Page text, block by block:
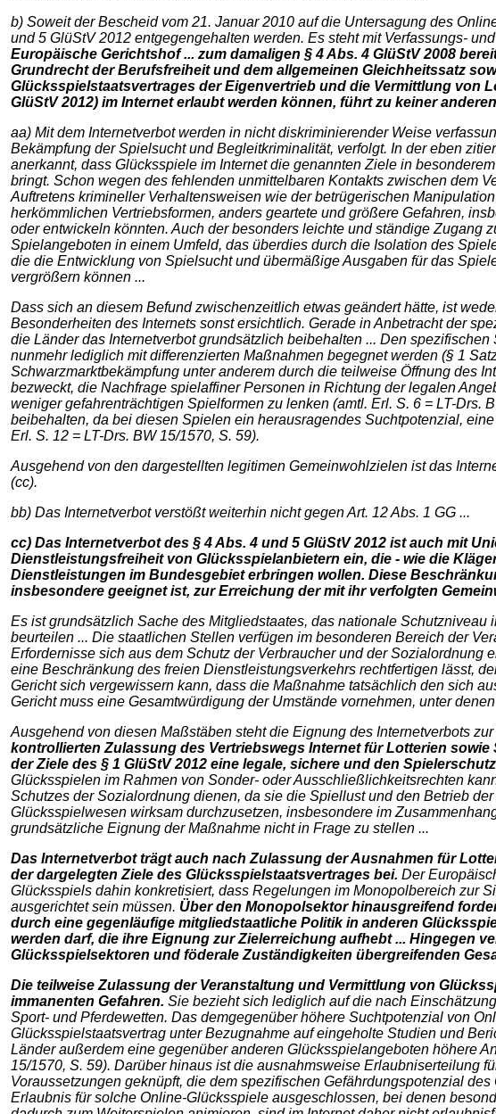
b) Soweit der Bescheid vom 21. Januar 2010 auf die Untersagung des
und 5 GlüStV 2012 entgegengehalten werden. Es steht mit Verfassungs-
Europäische Gerichtshof ... zum damaligen § 4 Abs. 4 GlüStV 2008
Grundrecht der Berufsfreiheit und dem allgemeinen Gleichheitssatz
Glücksspielstaatsvertrages der Eigenvertrieb und die Vermittlung von
GlüStV 2012) im Internet erlaubt werden können, führt zu keiner
aa) Mit dem Internetverbot werden in nicht diskriminierender Weise
Bekämpfung der Spielsucht und Begleitkriminalität, verfolgt. In der eben
anerkannt, dass Glücksspiele im Internet die genannten Ziele in
bringt. Schon wegen des fehlenden unmittelbaren Kontakts zwischen dem
Auftretens krimineller Verhaltensweisen wie der betrügerischen
herkömmlichen Vertriebsformen, anders geartete und größere Gefahren,
oder entwickeln könnten. Auch der besonders leichte und ständige
Spielangeboten in einem Umfeld, das überdies durch die Isolation des
die die Entwicklung von Spielsucht und übermäßige Ausgaben für das
vergrößern können ...
Dass sich an diesem Befund zwischenzeitlich etwas geändert hätte, ist
Besonderheiten des Internets sonst ersichtlich. Gerade in Anbetracht der
die Länder das Internetverbot grundsätzlich beibehalten ... Den
nunmehr lediglich mit differenzierten Maßnahmen begegnet werden (§ 1
Schwarzmarktbekämpfung unter anderem durch die teilweise Öffnung des
bezweckt, die Nachfrage spielaffiner Personen in Richtung der legalen
weniger gefahrenträchtigen Spielformen zu lenken (amtl. Erl. S. 6 = LT-
beibehalten, da bei diesen Spielen ein herausragendes Suchtpotenzial,
Erl. S. 12 = LT-Drs. BW 15/1570, S. 59).
Ausgehend von den dargestellten legitimen Gemeinwohlzielen ist das
(cc).
bb) Das Internetverbot verstößt weiterhin nicht gegen Art. 12 Abs. 1 GG ...
cc) Das Internetverbot des § 4 Abs. 4 und 5 GlüStV 2012 ist auch mit
Dienstleistungsfreiheit von Glücksspielanbietern ein, die - wie die
Dienstleistungen im Bundesgebiet erbringen wollen. Diese
insbesondere geeignet ist, zur Erreichung der mit ihr verfolgten
Es ist grundsätzlich Sache des Mitgliedstaates, das nationale
beurteilen ... Die staatlichen Stellen verfügen im besonderen Bereich der
Erfordernisse sich aus dem Schutz der Verbraucher und der
eine Beschränkung des freien Dienstleistungsverkehrs rechtfertigen lässt,
Gericht sich vergewissern kann, dass die Maßnahme tatsächlich den sich
Gericht muss eine Gesamtwürdigung der Umstände vornehmen, unter
Ausgehend von diesen Maßstäben steht die Eignung des Internetverbots
kontrollierten Zulassung des Vertriebswegs Internet für Lotterien
der Ziele des § 1 GlüStV 2012 eine legale, sichere und den
Glücksspielen im Rahmen von Sonder- oder Ausschließlichkeitsrechten
Schutzes der Sozialordnung dienen, da sie die Spiellust und den Betrieb
Glücksspielwesen wirksam durchzusetzen, insbesondere im
grundsätzliche Eignung der Maßnahme nicht in Frage zu stellen ...
Das Internetverbot trägt auch nach Zulassung der Ausnahmen für
der dargelegten Ziele des Glücksspielstaatsvertrages bei. Der
Glücksspiels dahin konkretisiert, dass Regelungen im Monopolbereich zur
ausgerichtet sein müssen. Über den Monopolsektor hinausgreifend
durch eine gegenläufige mitgliedstaatliche Politik in anderen
werden darf, die ihre Eignung zur Zielerreichung aufhebt ... Hingegen
Glücksspielsektoren und föderale Zuständigkeiten übergreifenden
Die teilweise Zulassung der Veranstaltung und Vermittlung von
immanenten Gefahren. Sie bezieht sich lediglich auf die nach
Sport- und Pferdewetten. Das demgegenüber höhere Suchtpotenzial von
Glücksspielstaatsvertrag unter Bezugnahme auf eingeholte Studien und
Länder außerdem eine gegenüber anderen Glücksspielangeboten höhere
15/1570, S. 59). Darüber hinaus ist die ausnahmsweise Erlaubniserteilung
Voraussetzungen geknüpft, die dem spezifischen Gefährdungspotenzial
Erlaubnis für solche Online-Glücksspiele ausgeschlossen, bei denen